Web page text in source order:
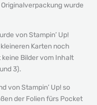
wurde
von Stampin’ Up!
Karten noch
Bilder vom Inhalt
3).
von Stampin’ Up! so
der Folien fürs Pocket